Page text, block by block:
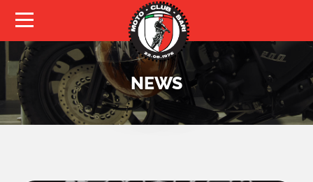
HOMEPAGE
CHI SIAMO
EDUCAZIONE STRADALE
MOTO D’EPOCA
NEWS